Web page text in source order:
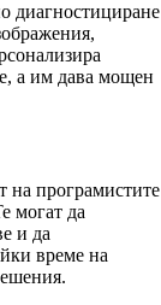
диагностициране
а им дава мощен
на програмистите
могат да
и да
време на